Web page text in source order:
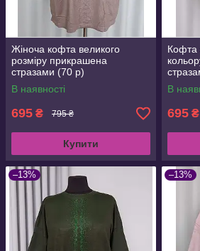
Жіноча кофта великого
розміру прикрашена
стразами (70 р)
В наявності
695 ₴ 795 ₴
Купити
Кофта
В
695 ₴
–13% –13%